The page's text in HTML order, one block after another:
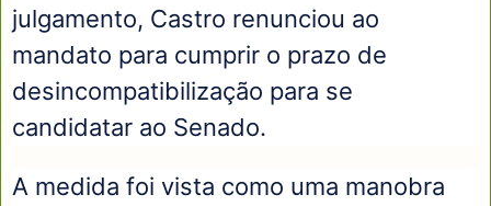
julgamento, Castro renunciou ao
mandato para cumprir o prazo de
desincompatibilização para se
candidatar ao Senado.
A medida foi vista como uma manobra